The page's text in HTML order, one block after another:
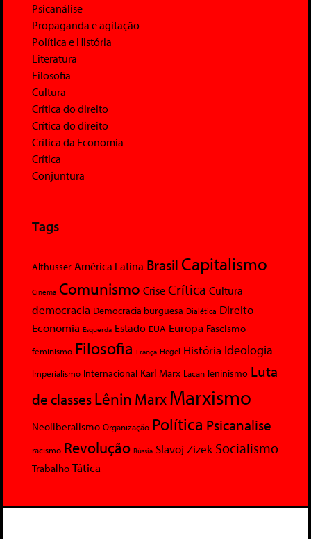
Psicanálise
Propaganda e agitação
Política e História
Literatura
Filosofia
Cultura
Crítica do direito
Crítica do direito
Crítica da Economia
Crítica
Conjuntura
Tags
Althusser América Latina Brasil Capitalismo
Cinema Comunismo Crise Crítica Cultura
democracia Democracia burguesa Dialética Direito
Economia Esquerda Estado EUA Europa Fascismo
feminismo Filosofia França Hegel História Ideologia
Imperialismo Internacional Karl Marx Lacan leninismo Luta
de classesLênin MarxMarxismo
Neoliberalismo Organização Política Psicanalise
racismo Revolução Rússia Slavoj Zizek Socialismo
Trabalho Tática